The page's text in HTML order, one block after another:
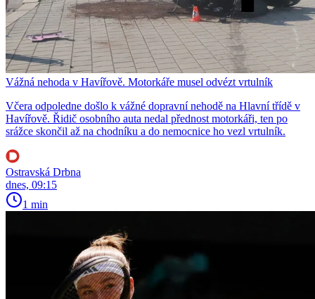
Vážná nehoda v Havířově. Motorkáře musel odvézt vrtulník
Včera odpoledne došlo k vážné dopravní nehodě na Hlavní třídě v
Havířově. Řidič osobního auta nedal přednost motorkáři, ten po
srážce skončil až na chodníku a do nemocnice ho vezl vrtulník.
Ostravská Drbna
dnes, 09:15
1 min